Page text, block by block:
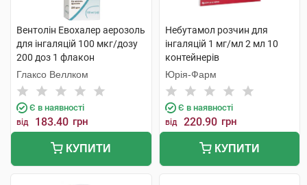
Вентолін Евохалер аерозоль
для інгаляцій 100 мкг/дозу
200 доз 1 флакон
Глаксо Веллком
Є в наявності
від 183.40 грн
КУПИТИ
Небутамол розчин для
інгаляцій 1 мг/мл 2 мл 10
контейнерів
Юрія-Фарм
Є в наявності
від 220.90 грн
КУПИТИ